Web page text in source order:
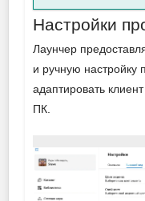
Настройки
Лаунчер
и ручную настройку
адаптировать
ПК.